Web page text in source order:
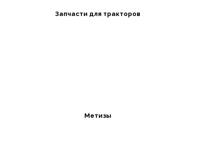
Запчасти для тракторов
Метизы